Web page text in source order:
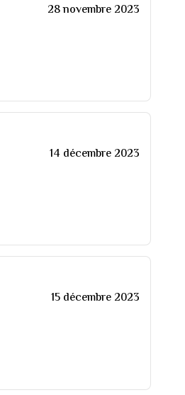
28 novembre 2023
14 décembre 2023
15 décembre 2023